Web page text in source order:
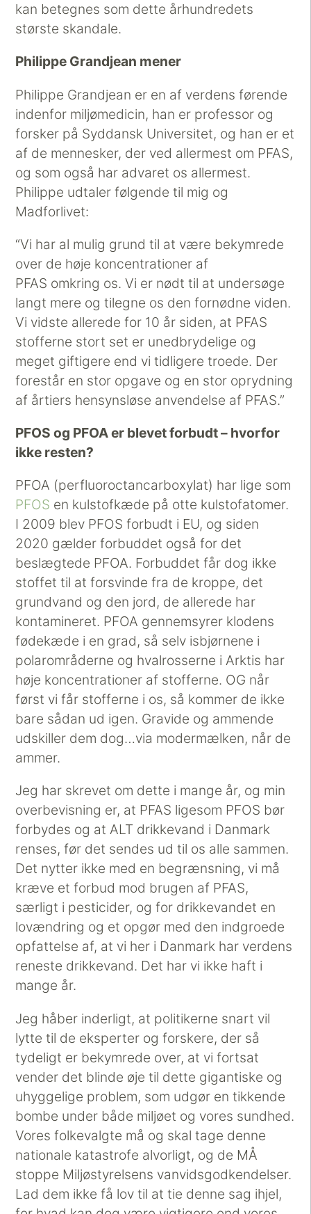
kan betegnes som dette århundredets
største skandale.
Philippe Grandjean mener
Philippe Grandjean er en af verdens førende
indenfor miljømedicin, han er professor og
forsker på Syddansk Universitet, og han er et
af de mennesker, der ved allermest om PFAS,
og som også har advaret os allermest.
Philippe udtaler følgende til mig og
Madforlivet:
“Vi har al mulig grund til at være bekymrede
over de høje koncentrationer af
PFAS omkring os. Vi er nødt til at undersøge
langt mere og tilegne os den fornødne viden.
Vi vidste allerede for 10 år siden, at PFAS
stofferne stort set er unedbrydelige og
meget giftigere end vi tidligere troede. Der
forestår en stor opgave og en stor oprydning
af årtiers hensynsløse anvendelse af PFAS.”
PFOS og PFOA er blevet forbudt – hvorfor
ikke resten?
PFOA (perfluoroctancarboxylat) har lige som
PFOS en kulstofkæde på otte kulstofatomer.
I 2009 blev PFOS forbudt i EU, og siden
2020 gælder forbuddet også for det
beslægtede PFOA. Forbuddet får dog ikke
stoffet til at forsvinde fra de kroppe, det
grundvand og den jord, de allerede har
kontamineret. PFOA gennemsyrer klodens
fødekæde i en grad, så selv isbjørnene i
polarområderne og hvalrosserne i Arktis har
høje koncentrationer af stofferne. OG når
først vi får stofferne i os, så kommer de ikke
bare sådan ud igen. Gravide og ammende
udskiller dem dog…via modermælken, når de
ammer.
Jeg har skrevet om dette i mange år, og min
overbevisning er, at PFAS ligesom PFOS bør
forbydes og at ALT drikkevand i Danmark
renses, før det sendes ud til os alle sammen.
Det nytter ikke med en begrænsning, vi må
kræve et forbud mod brugen af PFAS,
særligt i pesticider, og for drikkevandet en
lovændring og et opgør med den indgroede
opfattelse af, at vi her i Danmark har verdens
reneste drikkevand. Det har vi ikke haft i
mange år.
Jeg håber inderligt, at politikerne snart vil
lytte til de eksperter og forskere, der så
tydeligt er bekymrede over, at vi fortsat
vender det blinde øje til dette gigantiske og
uhyggelige problem, som udgør en tikkende
bombe under både miljøet og vores sundhed.
Vores folkevalgte må og skal tage denne
nationale katastrofe alvorligt, og de MÅ
stoppe Miljøstyrelsens vanvidsgodkendelser.
Lad dem ikke få lov til at tie denne sag ihjel,